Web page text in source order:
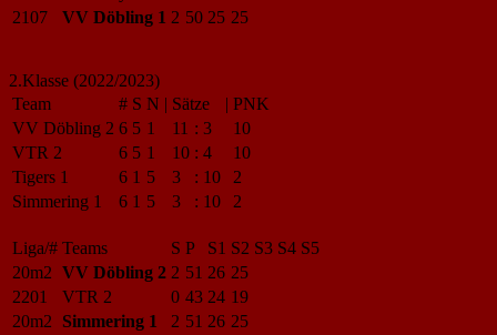
2107
VV Döbling 1 2 50 25 25
2.Klasse (2022/2023)
Team
# S N | Sätze | PNK
VV Döbling 2 6 5 1 11 : 3
10
VTR 2
6 5 1 10 : 4
10
Tigers 1
6 1 5 3 : 10
2
Simmering 1
6 1 5 3 : 10 2
Liga/# Teams S P S1 S2 S3 S4 S5
20m2 VV Döbling 2 2 51 26 25
2201
VTR 2 0 43 24 19
20m2
Simmering 1 2 51 26 25